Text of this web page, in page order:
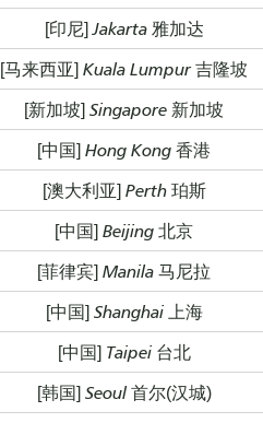
[印尼] Jakarta 雅加达
[马来西亚] Kuala Lumpur 吉隆坡
[新加坡] Singapore 新加坡
[中国] Hong Kong 香港
[澳大利亚] Perth 珀斯
[中国] Beijing 北京
[菲律宾] Manila 马尼拉
[中国] Shanghai 上海
[中国] Taipei 台北
[韩国] Seoul 首尔(汉城)